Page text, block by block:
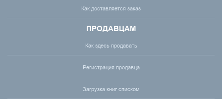
Как доставляется заказ
ПРОДАВЦАМ
Как здесь продавать
Регистрация продавца
Загрузка книг списком